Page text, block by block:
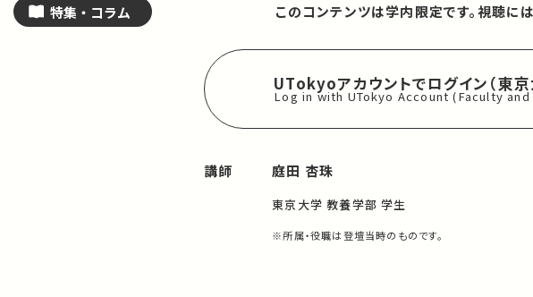
特集・ コラム このコンテンツは学内限定です。視聴に
UTokyoアカウントでログイン （東
Log in with UTokyo Account (Faculty
講師 庭田 杏珠
東京大学 教養学部 学生
※所属・役職は登壇当時のものです。